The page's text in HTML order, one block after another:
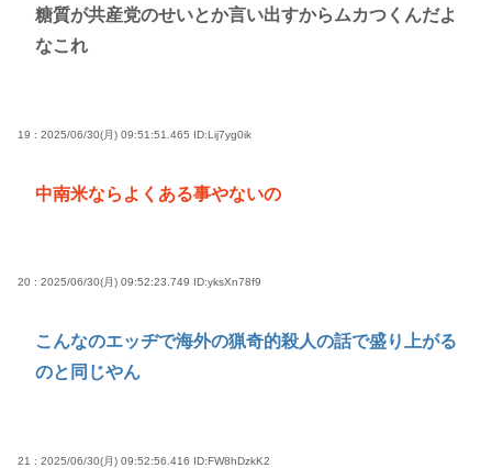
糖質が共産党のせいとか言い出すからムカつくんだよ
なこれ
19 : 2025/06/30(月) 09:51:51.465 ID:Lij7yg0ik
中南米ならよくある事やないの
20 : 2025/06/30(月) 09:52:23.749 ID:yksXn78f9
こんなのエッヂで海外の猟奇的殺人の話で盛り上がる
のと同じやん
21 : 2025/06/30(月) 09:52:56.416 ID:FW8hDzkK2